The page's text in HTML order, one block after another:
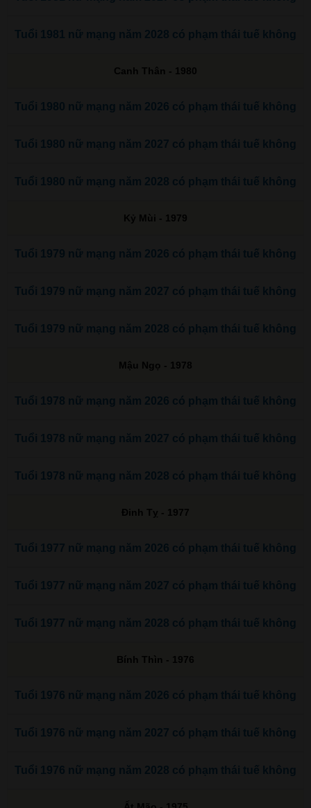
Tuổi 1981 nữ mạng năm 2028 có phạm thái tuế không
Canh Thân - 1980
Tuổi 1980 nữ mạng năm 2026 có phạm thái tuế không
Tuổi 1980 nữ mạng năm 2027 có phạm thái tuế không
Tuổi 1980 nữ mạng năm 2028 có phạm thái tuế không
Kỷ Mùi - 1979
Tuổi 1979 nữ mạng năm 2026 có phạm thái tuế không
Tuổi 1979 nữ mạng năm 2027 có phạm thái tuế không
Tuổi 1979 nữ mạng năm 2028 có phạm thái tuế không
Mậu Ngọ - 1978
Tuổi 1978 nữ mạng năm 2026 có phạm thái tuế không
Tuổi 1978 nữ mạng năm 2027 có phạm thái tuế không
Tuổi 1978 nữ mạng năm 2028 có phạm thái tuế không
Đinh Tỵ - 1977
Tuổi 1977 nữ mạng năm 2026 có phạm thái tuế không
Tuổi 1977 nữ mạng năm 2027 có phạm thái tuế không
Tuổi 1977 nữ mạng năm 2028 có phạm thái tuế không
Bính Thìn - 1976
Tuổi 1976 nữ mạng năm 2026 có phạm thái tuế không
Tuổi 1976 nữ mạng năm 2027 có phạm thái tuế không
Tuổi 1976 nữ mạng năm 2028 có phạm thái tuế không